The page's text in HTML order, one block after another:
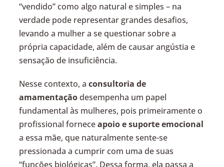
“vendido” como algo natural e simples – na
verdade pode representar grandes desafios,
levando a mulher a se questionar sobre a
própria capacidade, além de causar angústia e
sensação de insuficiência.
Nesse contexto, a consultoria de
amamentaçãodesempenha um papel
fundamental às mulheres, pois primeiramente o
profissional forneceapoio e suporte emocional
a essa mãe, que naturalmente sente-se
pressionada a cumprir com uma de suas
“funções biológicas”. Dessa forma, ela passa a